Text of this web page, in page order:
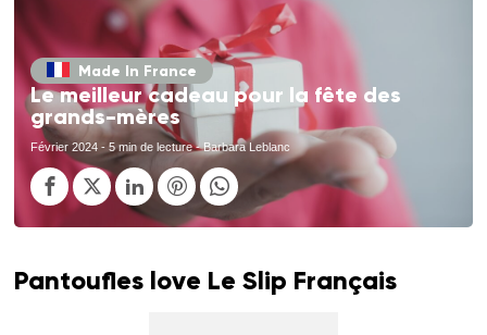
Made In France
Le meilleur cadeau pour la fête des
grands-mères
Février 2024 - 5 min de lecture - Barbara Leblanc
Pantoufles love Le Slip Français